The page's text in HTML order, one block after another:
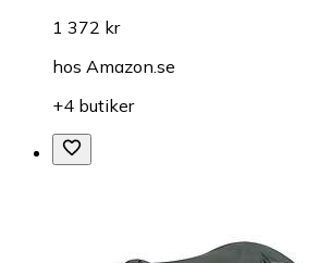
1 372 kr
hos Amazon.se
+4 butiker